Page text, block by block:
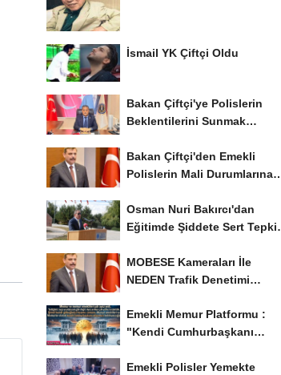
İsmail YK Çiftçi Oldu
Bakan Çiftçi'ye Polislerin
Beklentilerini Sunmak
Bakan Çiftçi'den Emekli
Polislerin Mali Durumlarına
Osman Nuri Bakırcı'dan
Eğitimde Şiddete Sert Tepki:
MOBESE Kameraları İle
NEDEN Trafik Denetimi
Emekli Memur Platformu :
"Kendi Cumhurbaşkanı
Emekli Polisler Yemekte